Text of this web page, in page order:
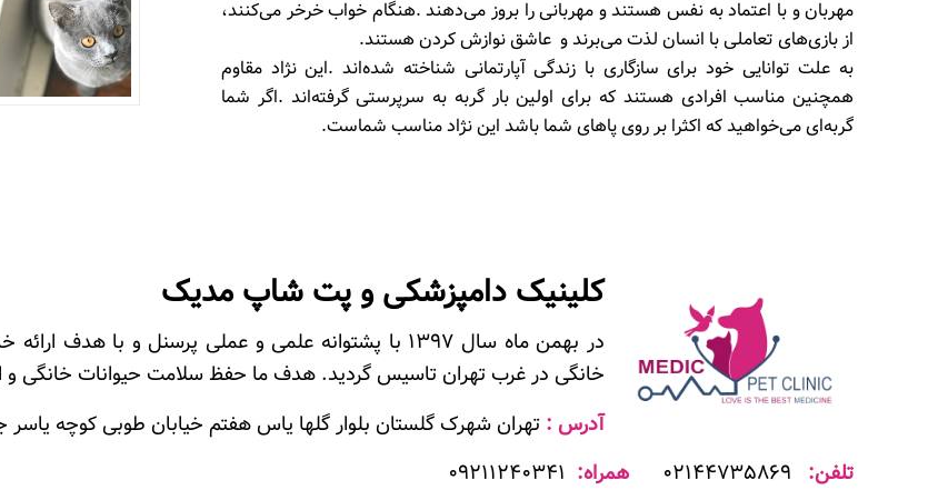
‬از‭ ‬بازی‌های‭ ‬تعاملی‭ ‬با‭ ‬انسان‭ ‬لذت‭ ‬می‌برند‭ ‬و‭ ‬عاشق‭ ‬نوازش‭ ‬کردن‭ ‬هستند‭. ‬
‬گربه‌ای‭ ‬می‌خواهید‭ ‬که‭ ‬اکثرا‭ ‬بر‭ ‬روی‭ ‬پاهای‭ ‬شما‭ ‬باشد‭ ‬این‭ ‬نژاد‭ ‬مناسب‭ ‬شماست‭.‬
کلینیک دامپزشکی و پت شاپ مدیک
در بهمن ماه سال 1397 با پشتوانه علمی و عملی پرسنل
خانگی در غرب تهران تاسیس گردید. هدف ما حفظ سلامت حیوانات خانگی و
آدرس : تهران شهرک گلستان بلوار گلها یاس هفتم خیابان طوبی کوچه یاسر
تلفن:
همراه: ۰۹۲۱۱۲۴۰۳۴۱